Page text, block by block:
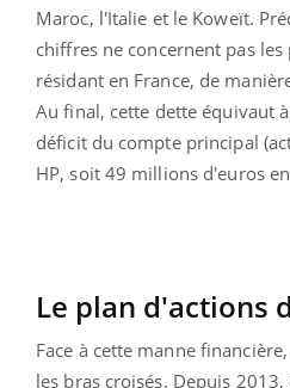
Maroc, l'Italie et le Koweït.
chiffres ne concernent pas
résidant en France, de
Au final, cette dette équivaut
déficit du compte principal
HP, soit 49 millions d'euros
Le plan d'actions
Face à cette manne
les bras croisés. Depuis